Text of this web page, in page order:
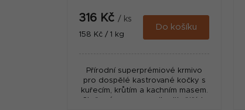
316 Kč / ks
Měrná
158 Kč / 1 kg
Do košíku
Přírodní superprémiové krmivo
pro dospělé kastrované kočky s
kuřecím, krůtím a kachním masem.
Složené pouze z nejkvalitnějších